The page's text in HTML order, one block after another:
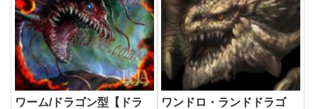
ワーム/ドラゴン型【ドラ
ワンドロ・ランドドラゴ